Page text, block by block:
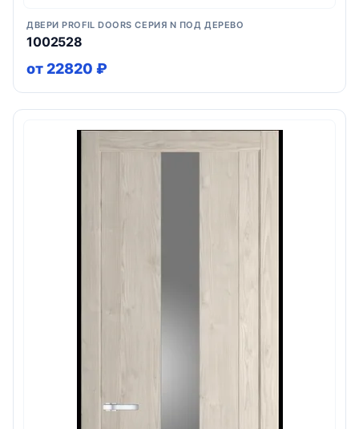
ДВЕРИ PROFIL DOORS СЕРИЯ N ПОД ДЕРЕВО
1002528
от 22820 ₽